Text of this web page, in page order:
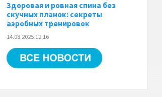
Здоровая и ровная спина без
скучных планок: секреты
аэробных тренировок
14.08.2025 12:16